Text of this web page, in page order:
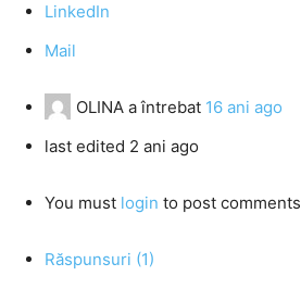
LinkedIn
Mail
OLINA a întrebat 16 ani ago
last edited 2 ani ago
You must login to post comments
Răspunsuri (1)